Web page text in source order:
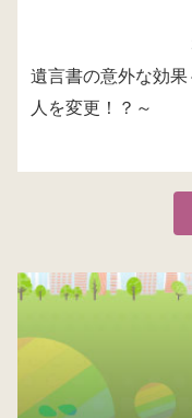
遺言書の意外な効
人を変更！？～